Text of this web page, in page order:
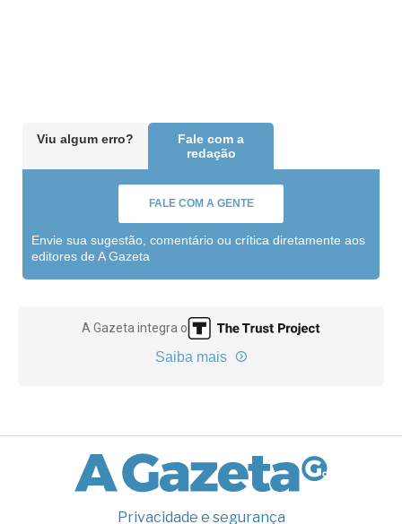
Viu algum erro?
Fale com a
redação
FALE COM A GENTE
Envie sua sugestão, comentário ou crítica diretamente aos
editores de A Gazeta
A Gazeta integra o
Saiba mais
Privacidade e segurança